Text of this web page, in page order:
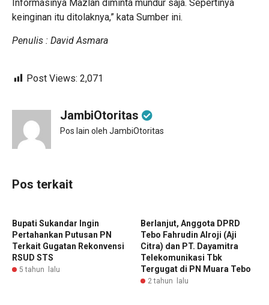
Informasinya Mazlan diminta mundur saja. Sepertinya
keinginan itu ditolaknya,” kata Sumber ini.
Penulis : David Asmara
Post Views: 2,071
JambiOtoritas
Pos lain oleh JambiOtoritas
Pos terkait
Bupati Sukandar Ingin
Pertahankan Putusan PN
Terkait Gugatan Rekonvensi
RSUD STS
5 tahun lalu
Berlanjut, Anggota DPRD
Tebo Fahrudin Alroji (Aji
Citra) dan PT. Dayamitra
Telekomunikasi Tbk
Tergugat di PN Muara Tebo
2 tahun lalu